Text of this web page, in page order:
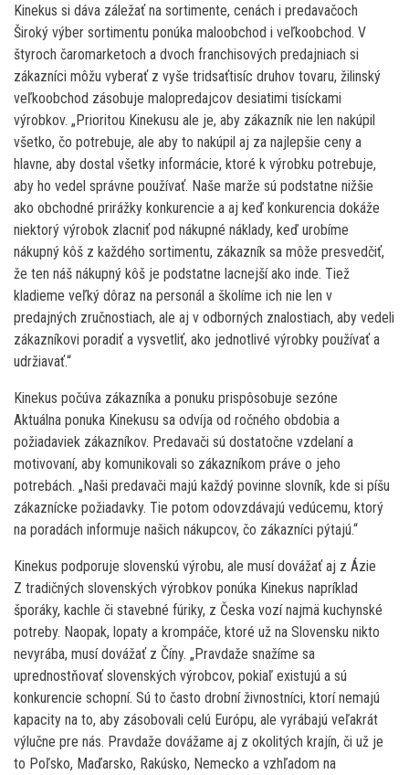
Kinekus si dáva záležať na sortimente, cenách i predavačoch
Široký výber sortimentu ponúka maloobchod i veľkoobchod. V
štyroch čaromarketoch a dvoch franchisových predajniach si
zákazníci môžu vyberať z vyše tridsaťtisíc druhov tovaru, žilinský
veľkoobchod zásobuje malopredajcov desiatimi tisíckami
výrobkov. „Prioritou Kinekusu ale je, aby zákazník nie len nakúpil
všetko, čo potrebuje, ale aby to nakúpil aj za najlepšie ceny a
hlavne, aby dostal všetky informácie, ktoré k výrobku potrebuje,
aby ho vedel správne používať. Naše marže sú podstatne nižšie
ako obchodné prirážky konkurencie a aj keď konkurencia dokáže
niektorý výrobok zlacniť pod nákupné náklady, keď urobíme
nákupný kôš z každého sortimentu, zákazník sa môže presvedčiť,
že ten náš nákupný kôš je podstatne lacnejší ako inde. Tiež
kladieme veľký dôraz na personál a školíme ich nie len v
predajných zručnostiach, ale aj v odborných znalostiach, aby vedeli
zákazníkovi poradiť a vysvetliť, ako jednotlivé výrobky používať a
udržiavať.“
Kinekus počúva zákazníka a ponuku prispôsobuje sezóne
Aktuálna ponuka Kinekusu sa odvíja od ročného obdobia a
požiadaviek zákazníkov. Predavači sú dostatočne vzdelaní a
motivovaní, aby komunikovali so zákazníkom práve o jeho
potrebách. „Naši predavači majú každý povinne slovník, kde si píšu
zákaznícke požiadavky. Tie potom odovzdávajú vedúcemu, ktorý
na poradách informuje našich nákupcov, čo zákazníci pýtajú.“
Kinekus podporuje slovenskú výrobu, ale musí dovážať aj z Ázie
Z tradičných slovenských výrobkov ponúka Kinekus napríklad
šporáky, kachle či stavebné fúriky, z Česka vozí najmä kuchynské
potreby. Naopak, lopaty a krompáče, ktoré už na Slovensku nikto
nevyrába, musí dovážať z Číny. „Pravdaže snažíme sa
uprednostňovať slovenských výrobcov, pokiaľ existujú a sú
konkurencie schopní. Sú to často drobní živnostníci, ktorí nemajú
kapacity na to, aby zásobovali celú Európu, ale vyrábajú veľakrát
výlučne pre nás. Pravdaže dovážame aj z okolitých krajín, či už je
to Poľsko, Maďarsko, Rakúsko, Nemecko a vzhľadom na